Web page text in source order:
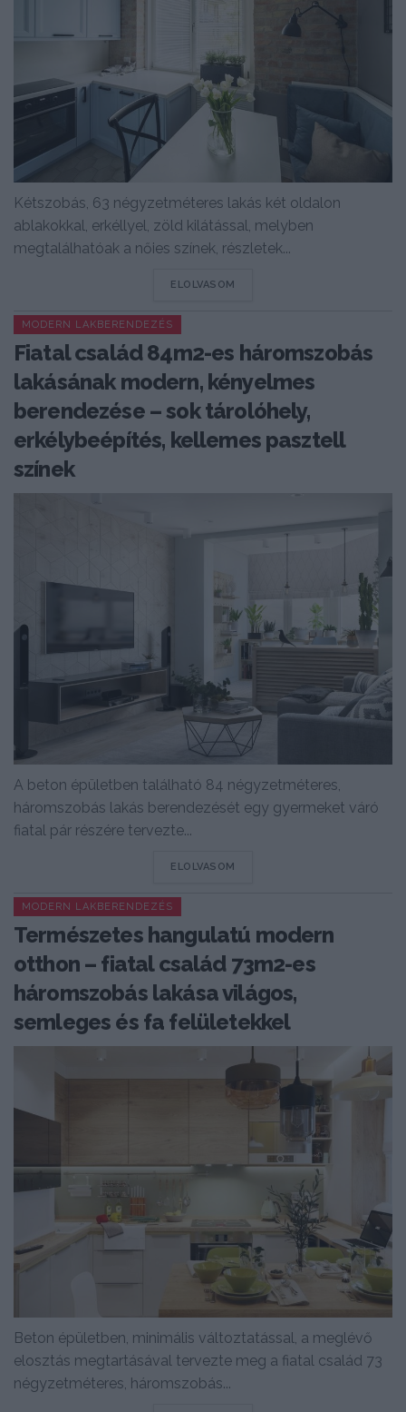
Kétszobás, 63 négyzetméteres lakás két oldalon
ablakokkal, erkéllyel, zöld kilátással, melyben
megtalálhatóak a nőies színek, részletek...
ELOLVASOM
MODERN LAKBERENDEZÉS
Fiatal család 84m2-es háromszobás
lakásának modern, kényelmes
berendezése – sok tárolóhely,
erkélybeépítés, kellemes pasztell
színek
A beton épületben található 84 négyzetméteres,
háromszobás lakás berendezését egy gyermeket váró
fiatal pár részére tervezte...
ELOLVASOM
MODERN LAKBERENDEZÉS
Természetes hangulatú modern
otthon – fiatal család 73m2-es
háromszobás lakása világos,
semleges és fa felületekkel
Beton épületben, minimális változtatással, a meglévő
elosztás megtartásával tervezte meg a fiatal család 73
négyzetméteres, háromszobás...